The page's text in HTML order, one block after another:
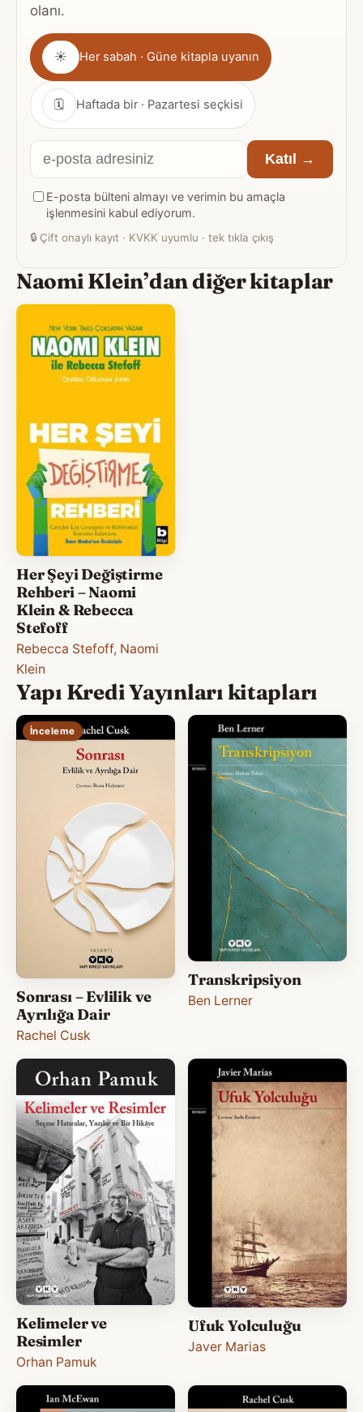
olanı.
Gönderim
sıklığı
☀ Her sabah · Güne kitapla uyanın
🗓 Haftada bir · Pazartesi seçkisi
E-
posta
adresiniz
Katıl →
E-posta bülteni almayı ve verimin bu amaçla
işlenmesini kabul ediyorum.
🔒 Çift onaylı kayıt · KVKK uyumlu · tek tıkla çıkış
Naomi Klein’dan diğer kitaplar
Her Şeyi Değiştirme
Rehberi – Naomi
Klein & Rebecca
Stefoff
Rebecca Stefoff, Naomi
Klein
Yapı Kredi Yayınları kitapları
İnceleme
Sonrası – Evlilik ve
Ayrılığa Dair
Rachel Cusk
Transkripsiyon
Ben Lerner
Kelimeler ve
Resimler
Orhan Pamuk
Ufuk Yolculuğu
Javer Marias